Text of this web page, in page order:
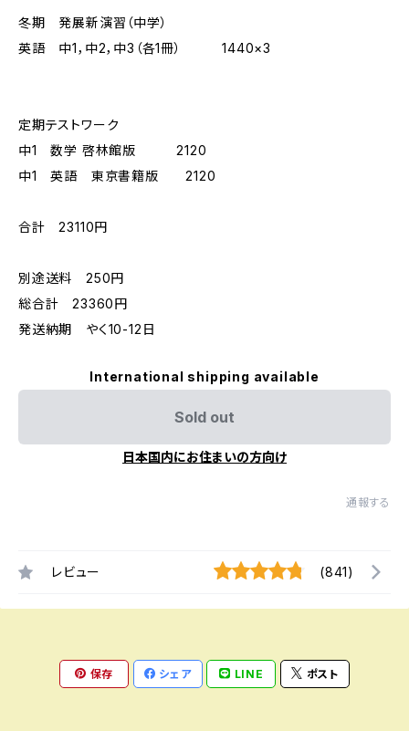
冬期 発展新演習（中学）
英語 中1，中2，中3（各1冊） 1440×3
定期テストワーク
中1 数学 啓林館版 2120
中1 英語 東京書籍版 2120
合計 23110円
別途送料 250円
総合計 23360円
発送納期 やく10-12日
International shipping available
Sold out
日本国内にお住まいの方向け
通報する
レビュー (841)
保存 シェア LINE ポスト